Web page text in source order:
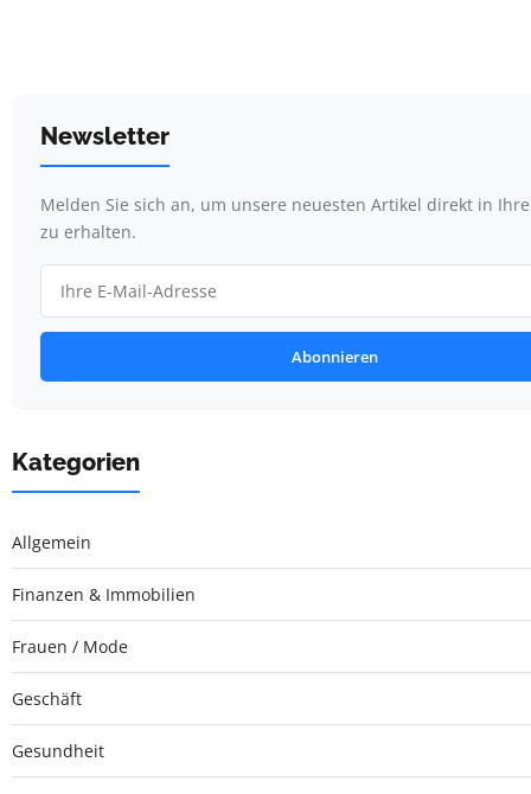
Newsletter
Melden Sie sich an, um unsere neuesten Artikel direkt in
zu erhalten.
Abonnieren
Kategorien
Allgemein
Finanzen & Immobilien
Frauen / Mode
Geschäft
Gesundheit